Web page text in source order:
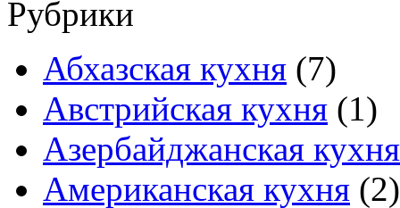
Рубрики
Абхазская кухня (7)
Австрийская кухня (1)
Азербайджанская кухня
Американская кухня (2)